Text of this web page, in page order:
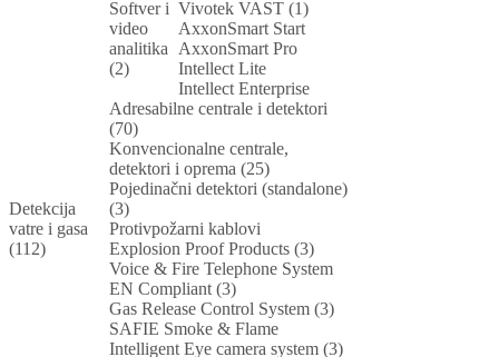
Softver i
video
analitika
(2)
Vivotek VAST (1)
AxxonSmart Start
AxxonSmart Pro
Intellect Lite
Intellect Enterprise
Detekcija
vatre i gasa
(112)
Adresabilne centrale i detektori
(70)
Konvencionalne centrale,
detektori i oprema (25)
Pojedinačni detektori (standalone)
(3)
Protivpožarni kablovi
Explosion Proof Products (3)
Voice & Fire Telephone System
EN Compliant (3)
Gas Release Control System (3)
SAFIE Smoke & Flame
Intelligent Eye camera system (3)